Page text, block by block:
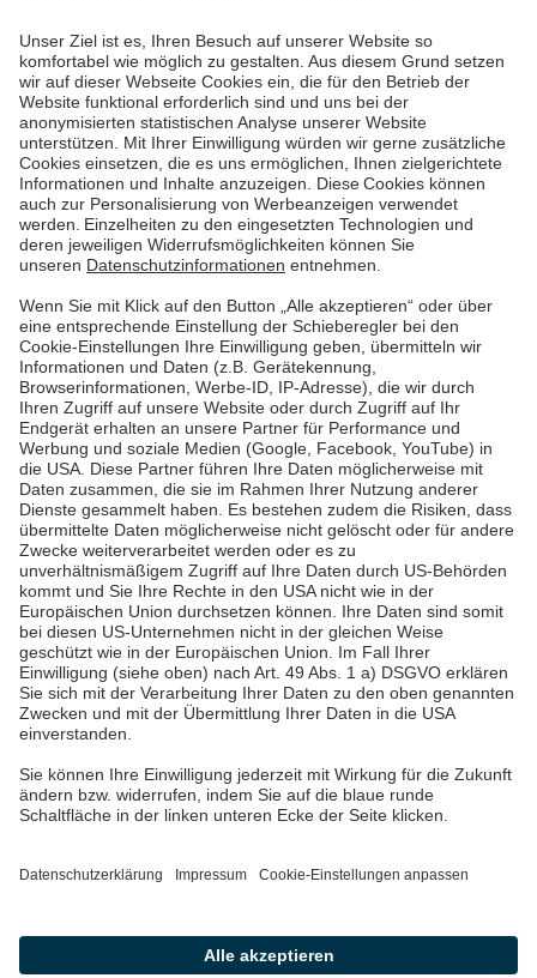
Mehr lesen
Mehr lesen
Erste Seite
Vorherige1 2 3 4
Letzte Seite
Pfalzwerke
Über uns & Autoren
Datenschutz
Impressum
Barrierefreiheit
Wir sind die Pfalzwerke: